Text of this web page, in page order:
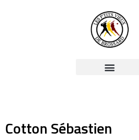
Cotton Sébastien